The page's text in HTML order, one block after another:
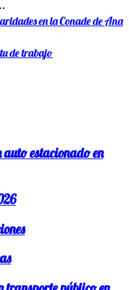
en la Conade de Ana
de trabajo
estacionado en